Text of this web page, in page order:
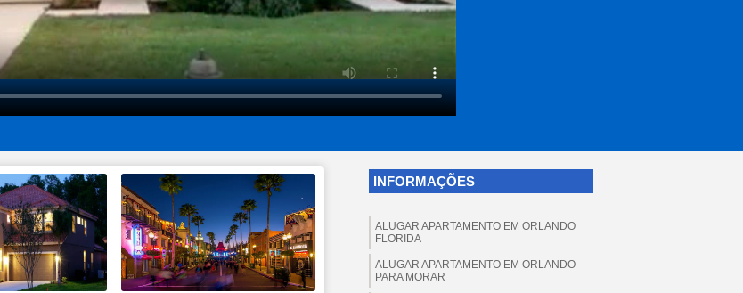
INFORMAÇÕES
ALUGAR APARTAMENTO EM ORLANDO
FLORIDA
ALUGAR APARTAMENTO EM ORLANDO
PARA MORAR